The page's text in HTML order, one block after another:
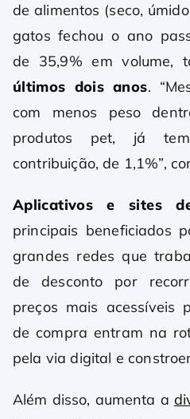
de alimentos (seco,
gatos fechou o ano
de 35,9% em volume,
últimos dois anos.
com menos peso
produtos pet, já
contribuição, de 1,1%”,
Aplicativos e sites
principais beneficiados
grandes redes que
de desconto por
preços mais acessíveis
de compra entram na
pela via digital e
Além disso, aumenta a